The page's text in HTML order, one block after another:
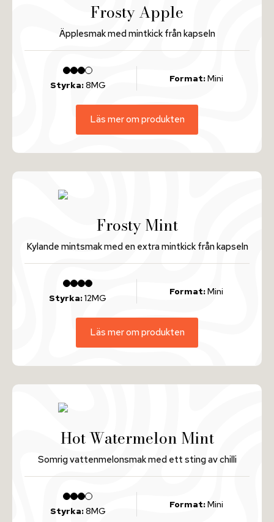
Frosty Apple
Äpplesmak med mintkick från kapseln
Styrka:8MG
Format:Mini
Läs mer om produkten
Frosty Mint
Kylande mintsmak med en extra mintkick från kapseln
Styrka:12MG
Format:Mini
Läs mer om produkten
Hot Watermelon Mint
Somrig vattenmelonsmak med ett sting av chilli
Styrka:8MG
Format:Mini